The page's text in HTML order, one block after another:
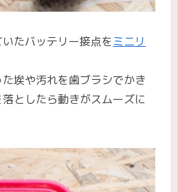
たバッテリー接点を ミニリ
埃や汚れを歯ブラシでかき
としたら動きがスムーズに